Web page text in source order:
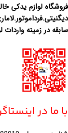
فروشگاه لوازم یدکی
سابقه در زمینه
با ما در